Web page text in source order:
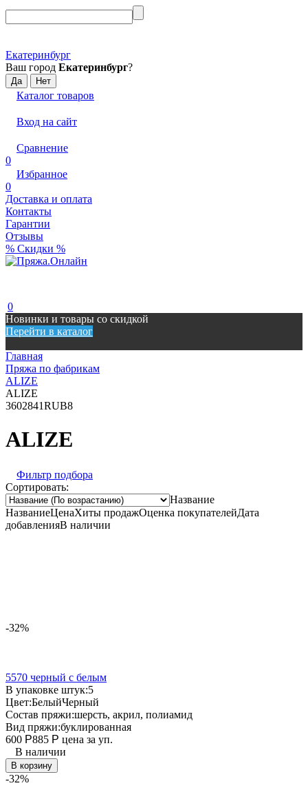
Екатеринбург
Ваш город Екатеринбург?
Каталог товаров
Вход на сайт
Сравнение
0
Избранное
0
Доставка и оплата
Контакты
Гарантии
Отзывы
% Скидки %
0
Новинки и товары со скидкой
Перейти в каталог
Главная
Пряжа по фабрикам
ALIZE
ALIZE
3602841RUB8
ALIZE
Фильтр подбора
Сортировать:
Название
НазваниеЦенаХиты продажОценка покупателейДата
добавленияВ наличии
-32%
5570 черный с белым
В упаковке штук:5
Цвет:БелыйЧерный
Состав пряжи:шерсть, акрил, полиамид
Вид пряжи:буклированная
600 Р885 Р цена за уп.
В наличии
В корзину
-32%